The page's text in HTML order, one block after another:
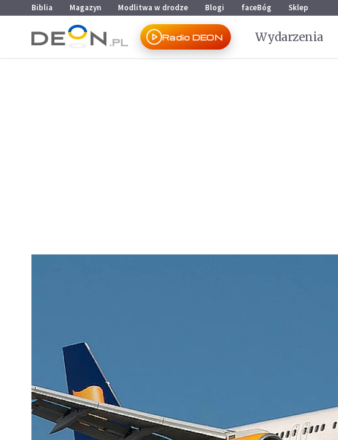
Przejdź do menu głównego
Przejdź do treści
Biblia Magazyn Modlitwa w drodze Blogi faceBóg Sklep
Radio DEON Wydarzenia